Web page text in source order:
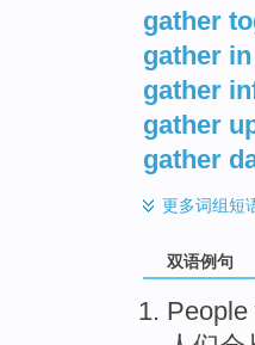
gather
gather in
gather
gather
gather
更多词组短
双语例句
People